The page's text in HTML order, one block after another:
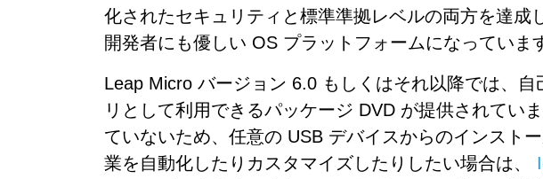
化されたセキュリティと標準準拠レベルの両方を達
開発者にも優しい OS プラットフォームになっていま
Leap Micro バージョン 6.0 もしくはそれ以降では、
リとして利用できるパッケージ DVD が提供されてい
ていないため、任意の USB デバイスからのインスト
業を自動化したりカスタマイズしたりしたい場合は、